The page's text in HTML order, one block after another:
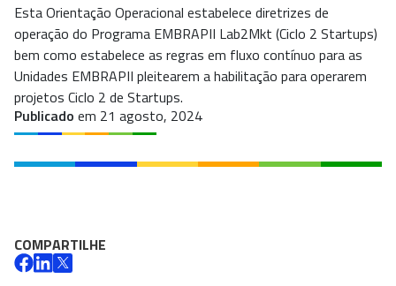
Esta Orientação Operacional estabelece diretrizes de
operação do Programa EMBRAPII Lab2Mkt (Ciclo 2 Startups)
bem como estabelece as regras em fluxo contínuo para as
Unidades EMBRAPII pleitearem a habilitação para operarem
projetos Ciclo 2 de Startups.
Publicado em 21 agosto, 2024
COMPARTILHE